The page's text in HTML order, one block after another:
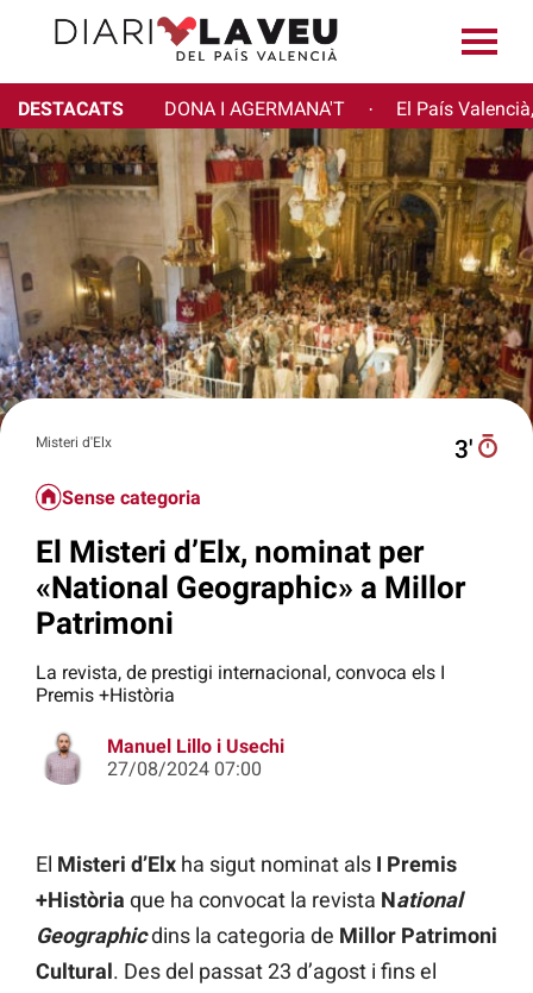
DESTACATS DONA I AGERMANA'T · El País
Misteri d'Elx 3′
Sense categoria
El Misteri d’Elx, nominat per
«National Geographic» a Millor
Patrimoni
La revista, de prestigi internacional, convoca els I
Premis +Història
Manuel Lillo i Usechi
27/08/2024 07:00
El Misteri d’Elx ha sigut nominat als I Premis
+Història que ha convocat la revista National
Geographicdins la categoria de Millor Patrimoni
Cultural. Des del passat 23 d’agost i fins el